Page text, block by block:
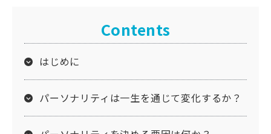
Contents
はじめに
パーソナリティは一生を通じて変化するか？